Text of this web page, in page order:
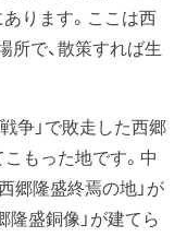
あります。ここは西
所で、散策すれば生
争」で敗走した西郷
もった地です。中
郷隆盛終焉の地」が
隆盛銅像」が建てら